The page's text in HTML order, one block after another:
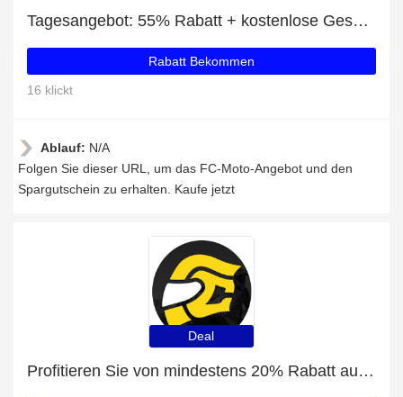
Tagesangebot: 55% Rabatt + kostenlose Geschenke und Merlin Vixen Damen Motorrad Zip Hoodie Jacke Rabatt
Rabatt Bekommen
16 klickt
Ablauf: N/A
Folgen Sie dieser URL, um das FC-Moto-Angebot und den
Spargutschein zu erhalten. Kaufe jetzt
Deal
Profitieren Sie von mindestens 20% Rabatt auf FC-Moto Novo Circuit Klapphelm